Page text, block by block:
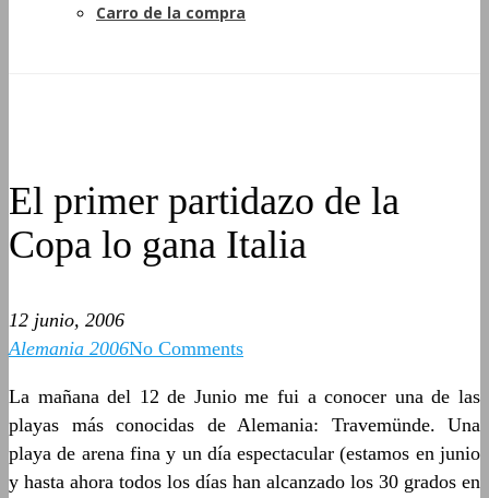
Carro de la compra
El primer partidazo de la
Copa lo gana Italia
12 junio, 2006
Alemania 2006No Comments
La mañana del 12 de Junio me fui a conocer una de las
playas más conocidas de Alemania: Travemünde. Una
playa de arena fina y un día espectacular (estamos en junio
y hasta ahora todos los días han alcanzado los 30 grados en